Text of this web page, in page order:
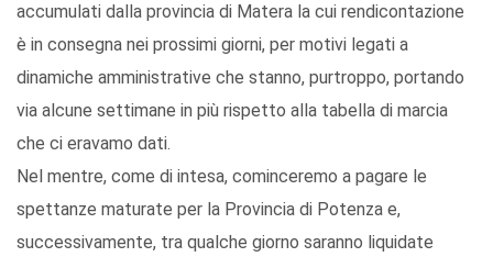
accumulati dalla provincia di Matera la cui rendicontazione
è in consegna nei prossimi giorni, per motivi legati a
dinamiche amministrative che stanno, purtroppo, portando
via alcune settimane in più rispetto alla tabella di marcia
che ci eravamo dati.
Nel mentre, come di intesa, cominceremo a pagare le
spettanze maturate per la Provincia di Potenza e,
successivamente, tra qualche giorno saranno liquidate